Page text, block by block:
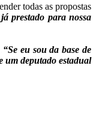
todas as propostas
prestado para nossa
“Se eu sou da base de
um deputado estadual